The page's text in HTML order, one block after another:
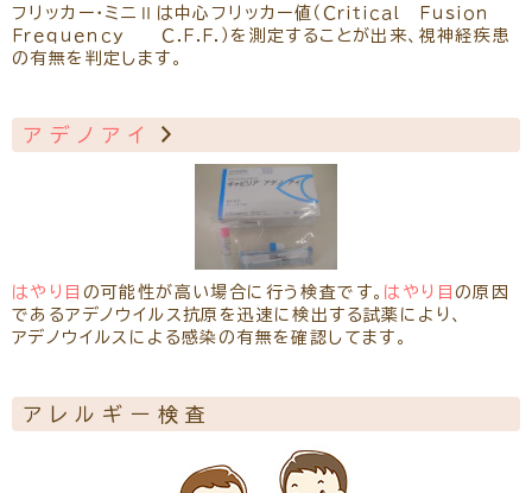
フリッカー・ミニⅡは中心フリッカー値（Ｃｒｉｔｉｃａｌ Ｆｕｓｉｏｎ
Ｆｒｅｑｕｅｎｃｙ Ｃ.Ｆ.Ｆ.）を測定することが出来、視神経疾患
の有無を判定します。
アデノアイ
はやり目 の可能性が高い場合に行う検査です。 はやり目の原因
であるアデノウイルス抗原を迅速に検出する試薬により、
アデノウイルスによる感染の有無を確認してます。
アレルギー検査